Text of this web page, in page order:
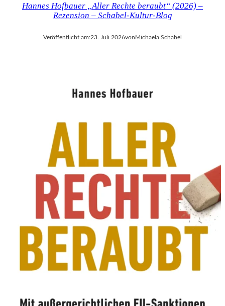
Hannes Hofbauer „Aller Rechte beraubt“ (2026) –
Rezension – Schabel-Kultur-Blog
Veröffentlicht am:23. Juli 2026vonMichaela Schabel